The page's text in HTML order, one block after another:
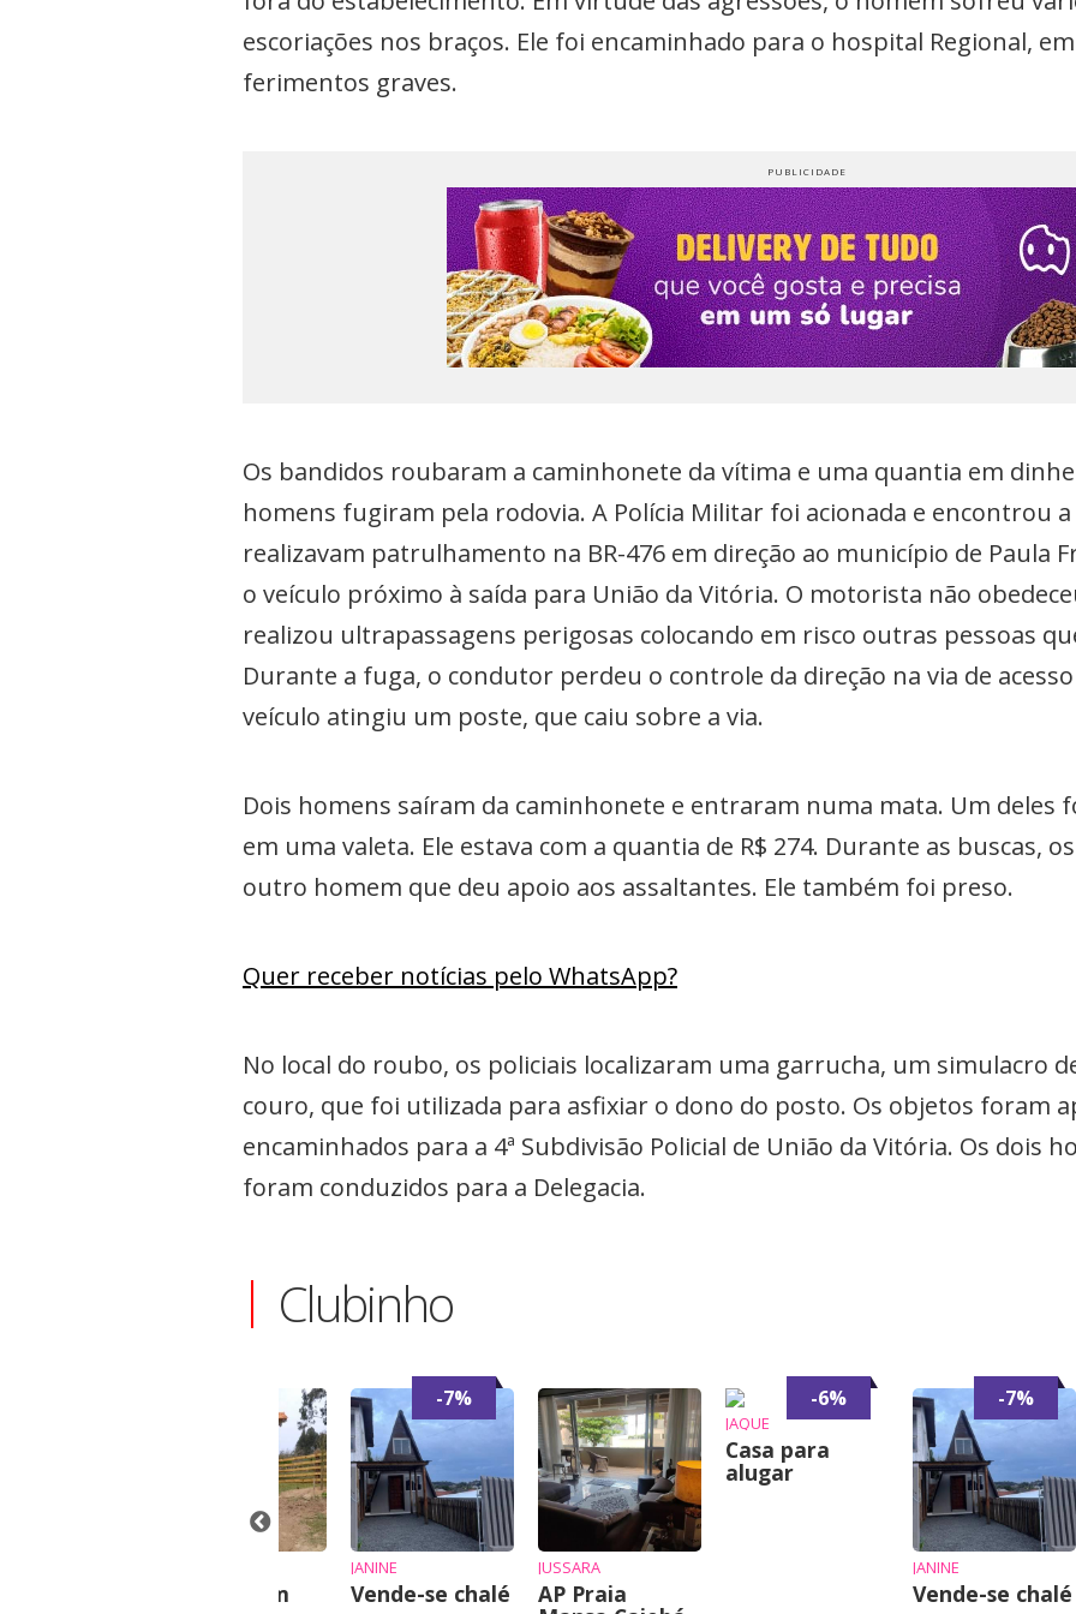
escoriações nos braços. Ele foi encaminhado para o hospital Regional,
ferimentos graves.
Os bandidos roubaram a caminhonete da vítima e uma quantia em
homens fugiram pela rodovia. A Polícia Militar foi acionada e encontrou
realizavam patrulhamento na BR-476 em direção ao município de Paula
o veículo próximo à saída para União da Vitória. O motorista não
realizou ultrapassagens perigosas colocando em risco outras pessoas
Durante a fuga, o condutor perdeu o controle da direção na via de
veículo atingiu um poste, que caiu sobre a via.
Dois homens saíram da caminhonete e entraram numa mata. Um deles
em uma valeta. Ele estava com a quantia de R$ 274. Durante as buscas,
outro homem que deu apoio aos assaltantes. Ele também foi preso.
Quer receber notícias pelo WhatsApp?
No local do roubo, os policiais localizaram uma garrucha, um simulacro
couro, que foi utilizada para asfixiar o dono do posto. Os objetos foram
encaminhados para a 4ª Subdivisão Policial de União da Vitória. Os dois
foram conduzidos para a Delegacia.
Clubinho
Chácara em
-7%
JANINE
Vende-se chalé
JUSSARA
AP Praia
-6%
JAQUE
Casa para
alugar
-7%
JANINE
Vende-se chalé